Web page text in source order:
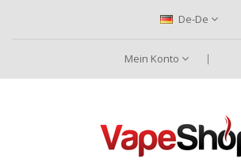
De-De
Mein Konto